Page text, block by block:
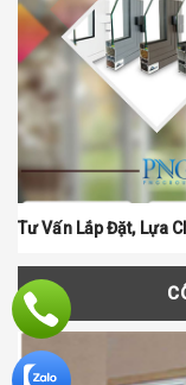
Tư Vấn Lắp Đặt,
Ứng Dụng Tuyệt Vời